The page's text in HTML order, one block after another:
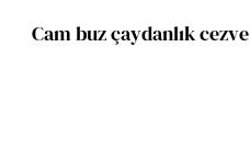
Cam buz çaydanlık cezve